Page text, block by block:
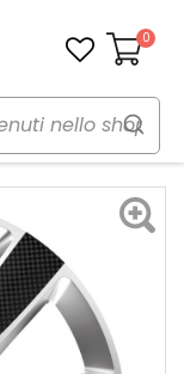
Carrello
0
Copricerchi